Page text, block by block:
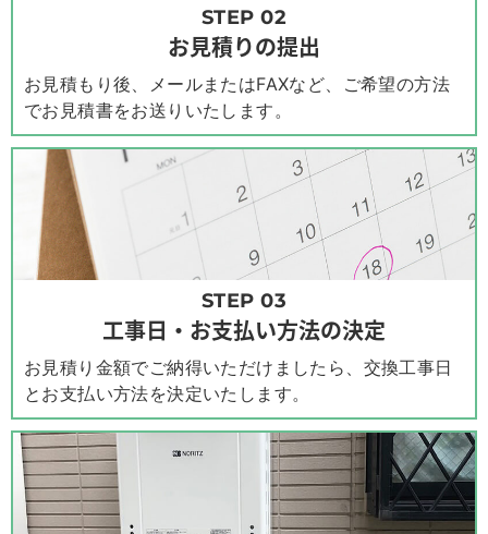
STEP 02
お見積りの提出
お見積もり後、メールまたはFAXなど、ご希望の方法
でお見積書をお送りいたします。
STEP 03
工事日・お支払い方法の決定
お見積り金額でご納得いただけましたら、交換工事日
とお支払い方法を決定いたします。